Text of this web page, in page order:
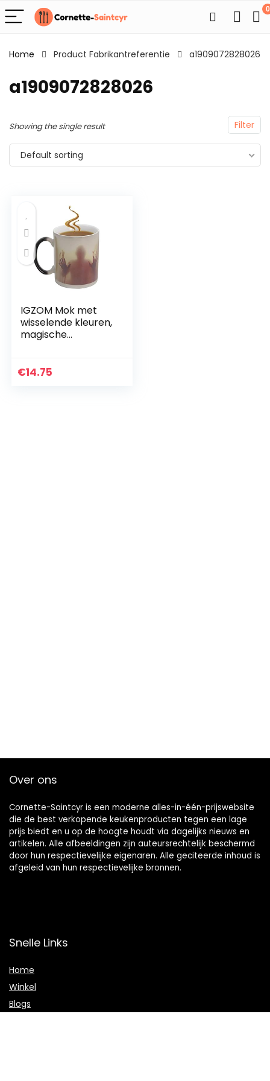
0
Home Product Fabrikantreferentie a1909072828026
a1909072828026
Filter
Showing the single result
Default sorting
IGZOM Mok met
wisselende kleuren,
magische
€14.75
Over ons
Cornette-Saintcyr is een moderne alles-in-één-prijswebsite
die de best verkopende keukenproducten tegen een lage
prijs biedt en u op de hoogte houdt via dagelijks nieuws en
artikelen. Alle afbeeldingen zijn auteursrechtelijk beschermd
door hun respectievelijke eigenaren. Alle geciteerde inhoud is
afgeleid van hun respectievelijke bronnen.
Snelle Links
Home
Winkel
Blogs